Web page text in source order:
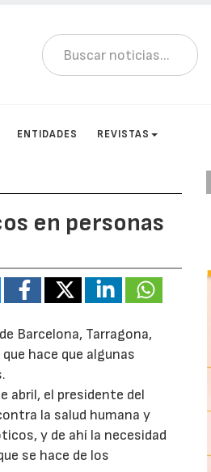
ENTIDADES REVISTAS
en personas
Barcelona, Tarragona,
hace que algunas
abril, el presidente del
la salud humana y
y de ahí la necesidad
se hace de los